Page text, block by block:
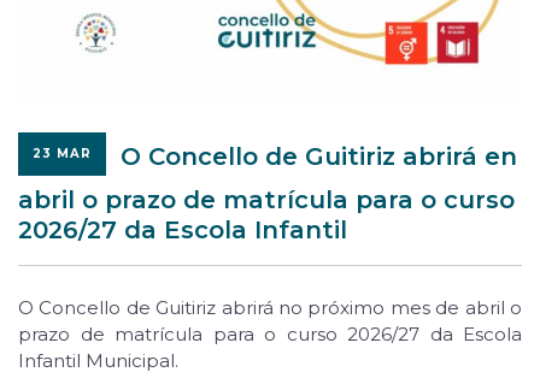
23 MAR
O Concello de Guitiriz abrirá en
abril o prazo de matrícula para o curso
2026/27 da Escola Infantil
O Concello de Guitiriz abrirá no próximo mes de abril o
prazo de matrícula para o curso 2026/27 da Escola
Infantil Municipal.